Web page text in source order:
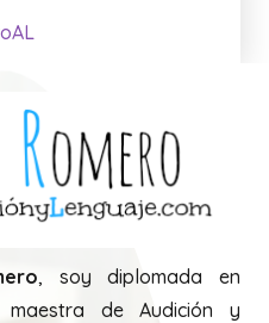
, soy diplomada en
de Audición y